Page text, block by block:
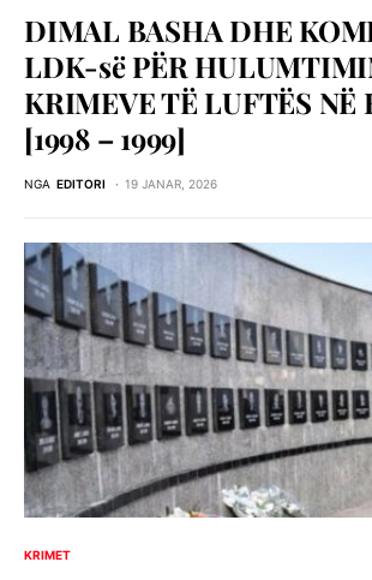
DIMAL BASHA DHE
LDK-së PËR
KRIMEVE TË LUFTËS NË
[1998 – 1999]
NGA EDITORI 19 JANAR, 2026
KRIMET